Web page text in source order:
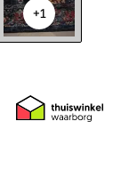
+1